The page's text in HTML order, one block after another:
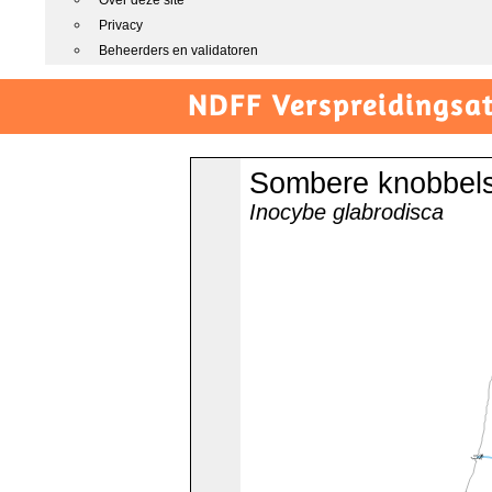
Privacy
Beheerders en validatoren
NDFF